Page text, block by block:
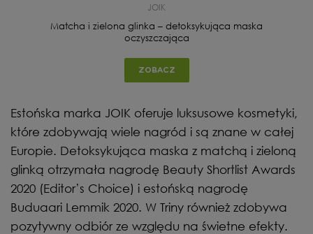
JOIK
Matcha i zielona glinka – detoksykująca maska
oczyszczająca
ZOBACZ
Estońska marka JOIK oferuje luksusowe kosmetyki,
które zdobywają wiele nagród i są znane w całej
Europie. Detoksykująca maska z matchą i zieloną
glinką otrzymała nagrodę Beauty Shortlist Awards
2020 (Editor’s Choice) i estońską nagrodę
Buduaari Lemmik 2020. W Triny również zdobywa
pozytywny odbiór ze względu na świetne efekty.